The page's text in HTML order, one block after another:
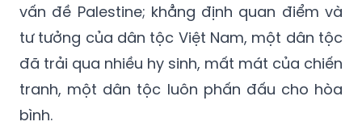
vấn đề Palestine; khẳng định quan điểm và
tư tưởng của dân tộc Việt Nam, một dân tộc
đã trải qua nhiều hy sinh, mất mát của chiến
tranh, một dân tộc luôn phấn đấu cho hòa
bình.